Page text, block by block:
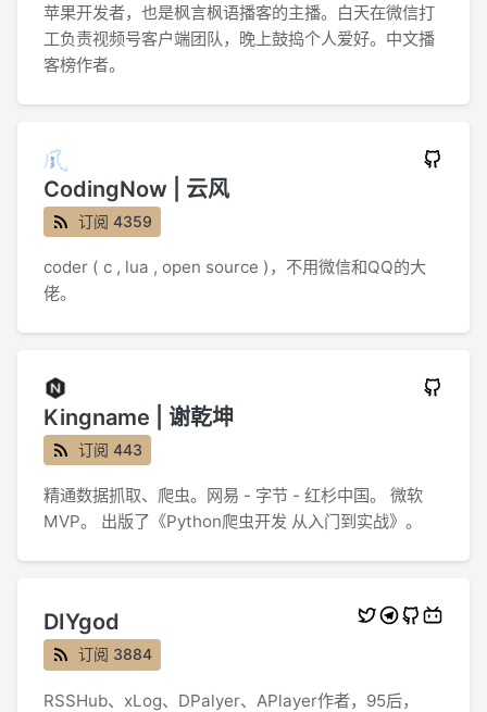
苹果开发者，也是枫言枫语播客的主播。白天在微信打
工负责视频号客户端团队，晚上鼓捣个人爱好。中文播
客榜作者。
CodingNow | 云风
订阅 4359
coder ( c , lua , open source )，不用微信和QQ的大
佬。
Kingname | 谢乾坤
订阅 443
精通数据抓取、爬虫。网易 - 字节 - 红杉中国。 微软
MVP。 出版了《Python爬虫开发 从入门到实战》。
DIYgod
订阅 3884
RSSHub、xLog、DPalyer、APlayer作者，95后，